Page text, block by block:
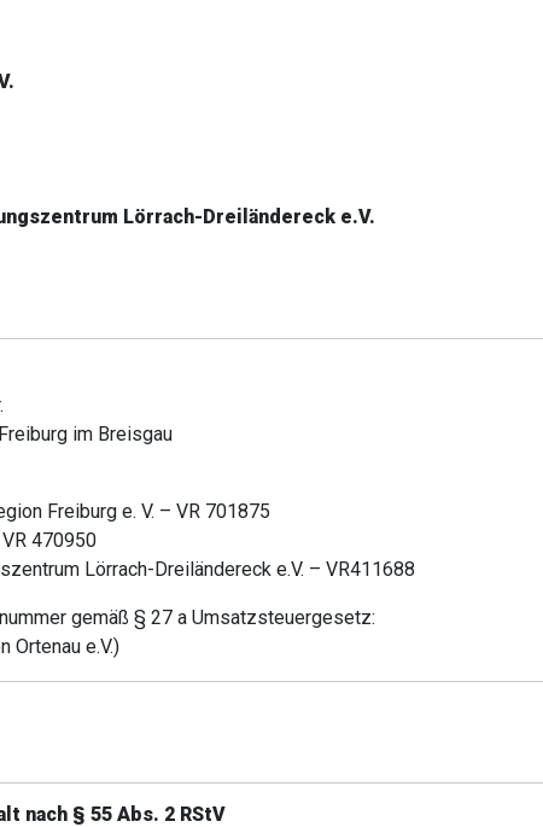
Lörrach-Dreiländereck e.V.
im Breisgau
Freiburg e. V. – VR 701875
470950
Lörrach-Dreiländereck e.V. – VR411688
gemäß § 27 a Umsatzsteuergesetz:
Ortenau e.V.)
nach § 55 Abs. 2 RStV